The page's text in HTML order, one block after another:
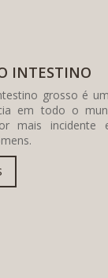
INTESTINO
grosso é
em todo o
mais